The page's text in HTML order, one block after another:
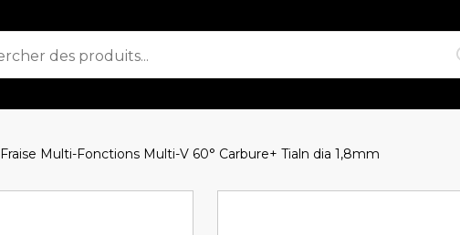
Fraise Multi-Fonctions Multi-V 60° Carbure+ Tialn dia 1,8mm